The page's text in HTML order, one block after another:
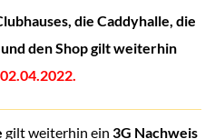
die Caddyhalle, die
den Shop gilt weiterhin
gilt weiterhin ein 3G Nachweis